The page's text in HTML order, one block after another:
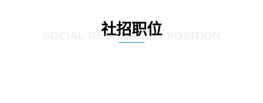
社招职位
SOCIAL RECRUIMENT POSITION